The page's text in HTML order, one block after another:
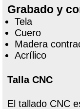
Grabado y
Tela
Cuero
Madera
Acrílico
Talla CNC
El tallado CNC